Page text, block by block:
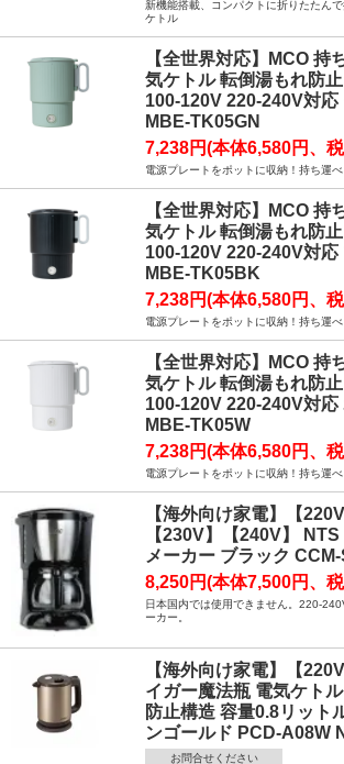
新機能搭載、コンパクトに折りたたん
ケトル
【全世界対応】MCO 持
気ケトル 転倒湯もれ防
100-120V 220-240V対応
MBE-TK05GN
7,238円(本体6,580円、
電源プレートをポットに収納！持ち運
【全世界対応】MCO 持
気ケトル 転倒湯もれ防
100-120V 220-240V対応
MBE-TK05BK
7,238円(本体6,580円、
電源プレートをポットに収納！持ち運
【全世界対応】MCO 持
気ケトル 転倒湯もれ防
100-120V 220-240V対応
MBE-TK05W
7,238円(本体6,580円、
電源プレートをポットに収納！持ち運
【海外向け家電】【220V
【230V】【240V】
メーカー ブラック
8,250円(本体7,500円、
日本国内では使用できません。220-
ーカー。
【海外向け家電】【
イガー魔法瓶 電気ケト
防止構造 容量0.8リット
ンゴールド PCD-A08W
お問合せください